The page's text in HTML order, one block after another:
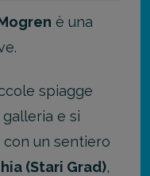
è una
spiagge
e si
un sentiero
(Stari Grad),